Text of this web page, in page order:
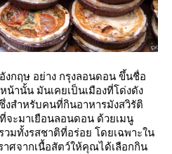
ฤษ อย่าง กรุงลอนดอน ขึ้นชื่อ
น้านั้น มันเคยเป็นเมืองที่โด่งดัง
งสำหรับคนที่กินอาหารมังสวิรัติ
จะมาเยือนลอนดอน ด้วยเมนู
มทั้งรสชาติที่อร่อย โดยเฉพาะใน
ศจากเนื้อสัตว์ให้คุณได้เลือกกิน